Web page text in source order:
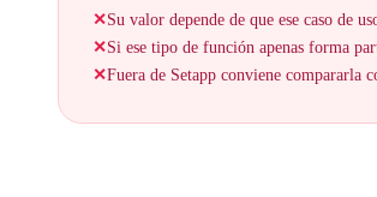
✕Su valor depende de que ese caso de
✕Si ese tipo de función apenas forma
✕Fuera de Setapp conviene compararla